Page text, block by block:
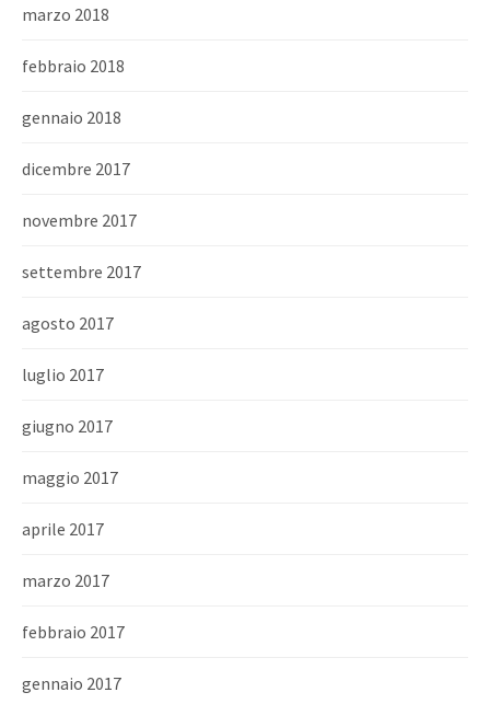
marzo 2018
febbraio 2018
gennaio 2018
dicembre 2017
novembre 2017
settembre 2017
agosto 2017
luglio 2017
giugno 2017
maggio 2017
aprile 2017
marzo 2017
febbraio 2017
gennaio 2017